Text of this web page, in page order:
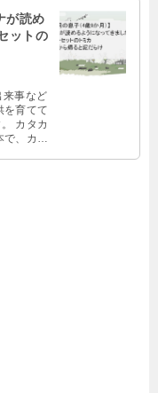
が読め
ットの
事など
を育てて
カタカ
で、カタ